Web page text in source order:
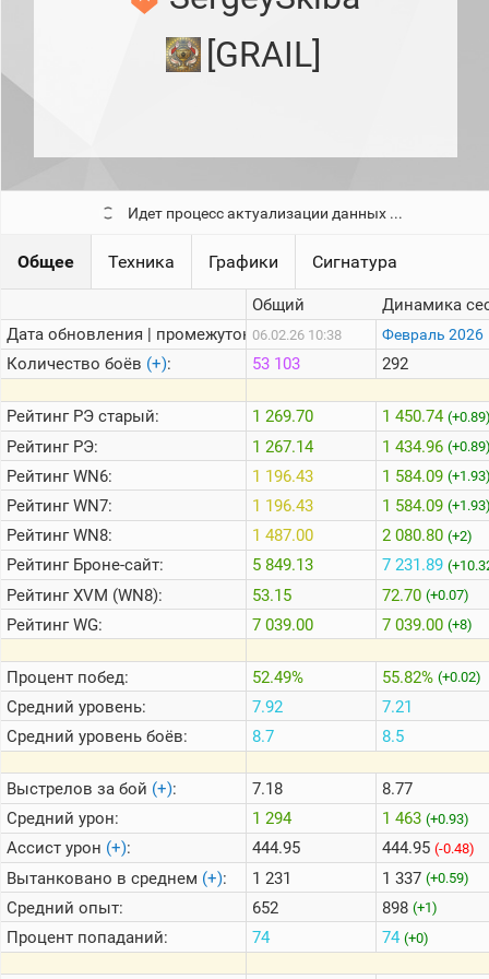
прошлый
месяц)
игроков
последние
1000
стримеров
Онлайн
Цветовая
шкала
Теlegram
ВК
Портал
Мира
[GRAIL]
Идет процесс актуализации данных ...
Общее Техника Графики Сигнатура
Дата обновления | промежуток:
Количество боёв (+):
РейтингРЭ старый:
РейтингРЭ:
РейтингWN6:
РейтингWN7:
РейтингWN8:
РейтингБроне-сайт:
РейтингXVM (WN8):
РейтингWG:
Процент побед:
Средний уровень:
Средний уровень боёв:
Выстрелов за бой (+):
Средний урон:
Ассист урон (+):
Вытанковано в среднем (+):
Средний опыт:
Процент попаданий:
Общий
06.02.26 10:38
53 103
1 269.70
1 267.14
1 196.43
1 196.43
1 487.00
5 849.13
53.15
7 039.00
52.49%
7.92
8.7
7.18
1 294
444.95
1 231
652
74
Динамика
Февраль 2026
292
1 450.74
1 434.96
1 584.09
1 584.09
2 080.80 (+2)
7 231.89
72.70 (+0.07)
7 039.00 (+8)
55.82% (+0.02)
7.21
8.5
8.77
1 463 (+0.93)
444.95 (-0.48)
1 337 (+0.59)
898 (+1)
74 (+0)